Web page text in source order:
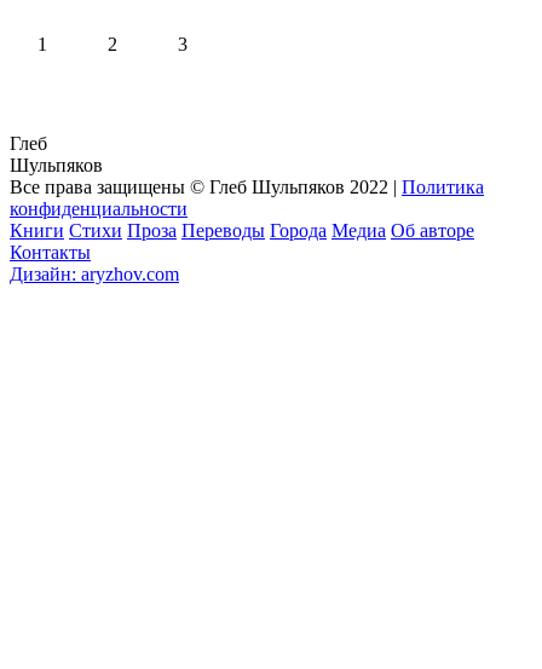
1 2 3
Глеб
Шульпяков
Все права защищены © Глеб Шульпяков 2022 | Политика
конфиденциальности
Книги Стихи Проза Переводы Города Медиа Об авторе
Контакты
Дизайн: aryzhov.com